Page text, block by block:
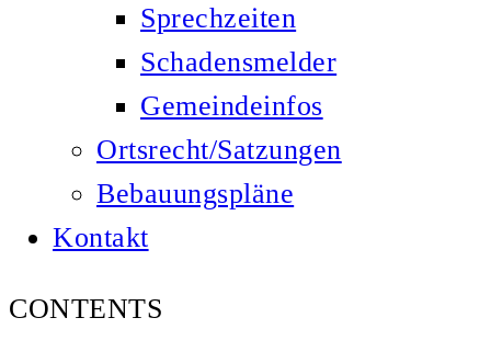
Sprechzeiten
Schadensmelder
Gemeindeinfos
Ortsrecht/Satzungen
Bebauungspläne
Kontakt
CONTENTS